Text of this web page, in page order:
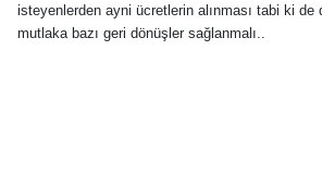
isteyenlerden ayni ücretlerin alınması tabi ki
mutlaka bazı geri dönüşler sağlanmalı..